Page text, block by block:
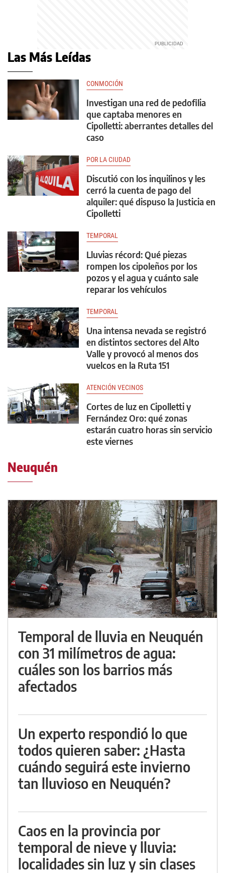
Las Más Leídas
CONMOCIÓN
Investigan una red de pedofilia
que captaba menores en
Cipolletti: aberrantes detalles del
caso
POR LA CIUDAD
Discutió con los inquilinos y les
cerró la cuenta de pago del
alquiler: qué dispuso la Justicia en
Cipolletti
TEMPORAL
Lluvias récord: Qué piezas
rompen los cipoleños por los
pozos y el agua y cuánto sale
reparar los vehículos
TEMPORAL
Una intensa nevada se registró
en distintos sectores del Alto
Valle y provocó al menos dos
vuelcos en la Ruta 151
ATENCIÓN VECINOS
Cortes de luz en Cipolletti y
Fernández Oro: qué zonas
estarán cuatro horas sin servicio
este viernes
Neuquén
Temporal de lluvia en Neuquén
con 31 milímetros de agua:
cuáles son los barrios más
afectados
Un experto respondió lo que
todos quieren saber: ¿Hasta
cuándo seguirá este invierno
tan lluvioso en Neuquén?
Caos en la provincia por
temporal de nieve y lluvia:
localidades sin luz y sin clases